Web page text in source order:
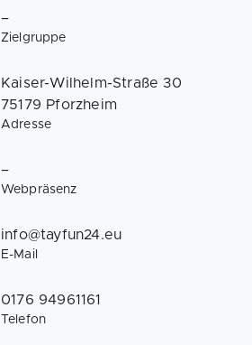
–
Zielgruppe
Kaiser-Wilhelm-Straße 30
75179 Pforzheim
Adresse
–
Webpräsenz
info@tayfun24.eu
E-Mail
0176 94961161
Telefon